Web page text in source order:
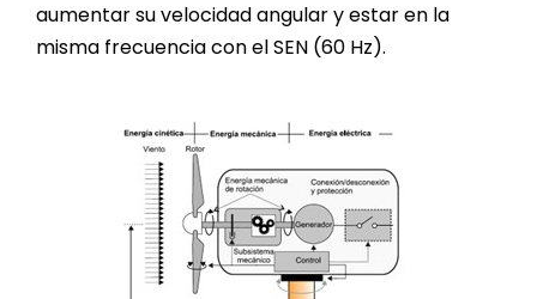
aumentar su velocidad angular y estar en la
misma frecuencia con el SEN (60 Hz).